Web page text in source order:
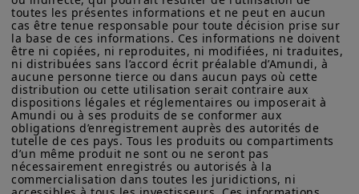
dans les cours devraient persister
jusqu'à ce que la situation politique
soit plus claire, même si les marchés
des obligations d'État françaises
entrent dans cette phase plutôt en
position de force, grâce à une
liquidité élevée et à la politique
accommodante de la Banque
centrale européenne (BCE).
ou vendre des titres ou d’autres instruments financiers. Les
informations contenues sur ce site proviennent d’Amundi
Canada ou de sources considérées comme fiables par Amundi
Canada. Amundi Canada n’a pas vérifié indépendamment cette
information, ni n’a mené d’enquête à son égard. Ni Amundi
Canada, ni ses sociétés affiliées, associés, administrateurs,
dirigeants, mandataires, employés ni ses représentants ne
garantissent ni ne déclarent, implicitement ou explicitement,
que les informations fournies sur ce site est exacte, complète
ou à jour. Amundi Canada décline toute responsabilité liée aux
informations contenues sur ce site web.
Les informations ne visent pas à être distribuées ni à être
toutes les présentes informations et ne peut en aucun
cas être tenue responsable pour toute décision prise sur
la base de ces informations. Ces informations ne doivent
être ni copiées, ni reproduites, ni modifiées, ni traduites,
ni distribuées sans l’accord écrit préalable d’Amundi, à
aucune personne tierce ou dans aucun pays où cette
distribution ou cette utilisation serait contraire aux
dispositions légales et réglementaires ou imposerait à
Amundi ou à ses produits de se conformer aux
obligations d’enregistrement auprès des autorités de
tutelle de ces pays. Tous les produits ou compartiments
d’un même produit ne sont ou ne seront pas
nécessairement enregistrés ou autorisés à la
commercialisation dans toutes les juridictions, ni